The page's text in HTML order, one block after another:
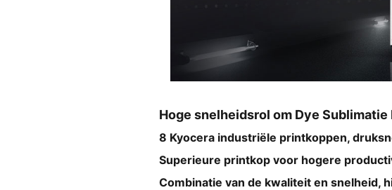
Hoge snelheidsrol om Dye
8 Kyocera industriële printkoppen,
Superieure printkop voor hogere
Combinatie van de kwaliteit en snelheid,